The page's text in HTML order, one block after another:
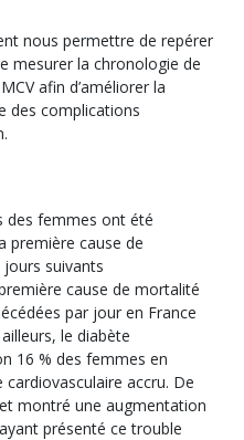
nous permettre de repérer
mesurer la chronologie de
afin d’améliorer la
des complications
des femmes ont été
première cause de
suivants
cause de mortalité
par jour en France
le diabète
16 % des femmes en
accru. De
montré une augmentation
présenté ce trouble